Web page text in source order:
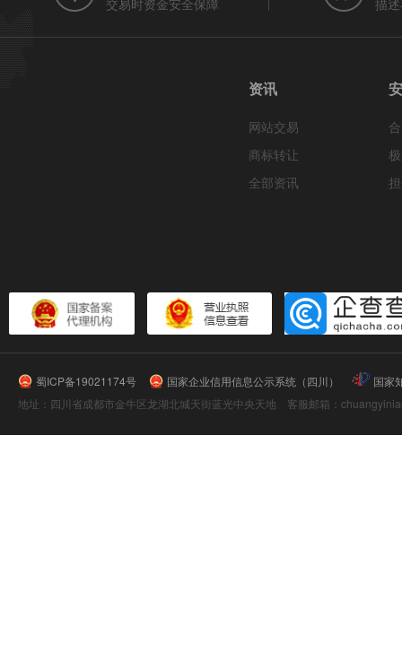
交易时资金安全保障 描
资讯
网站交易
商标转让
全部资讯
蜀ICP备19021174号 国家企业信用信息公示系统（四川）
国家
地址：四川省成都市金牛区龙湖北城天街蓝光中央天地 客服邮箱：